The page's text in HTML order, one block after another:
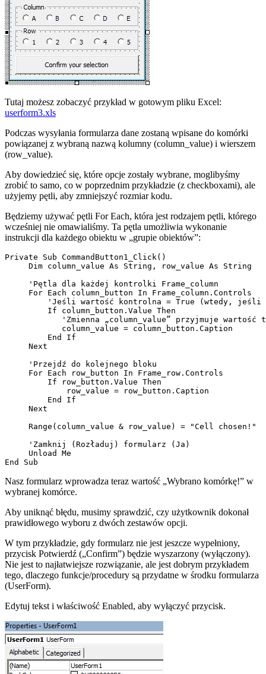
Tutaj możesz zobaczyć przykład w gotowym pliku Excel:
userform3.xls
Podczas wysyłania formularza dane zostaną wpisane do komórki
powiązanej z wybraną nazwą kolumny (column_value) i wierszem
(row_value).
Aby dowiedzieć się, które opcje zostały wybrane, moglibyśmy
zrobić to samo, co w poprzednim przykładzie (z checkboxami), ale
użyjemy pętli, aby zmniejszyć rozmiar kodu.
Będziemy używać pętli For Each, która jest rodzajem pętli, którego
wcześniej nie omawialiśmy. Ta pętla umożliwia wykonanie
instrukcji dla każdego obiektu w „grupie obiektów”:
Private Sub CommandButton1_Click()
     Dim column_value As String, row_value As String
     'Pętla dla każdej kontrolki Frame_column
     For Each column_button In Frame_column.Controls
'Jeśli wartość kontrolna = True (wtedy, jeśli
         If column_button.Value Then
'Zmienna „column_value” przyjmuje wartość
            column_value = column_button.Caption
         End If
     Next
     'Przejdź do kolejnego bloku
     For Each row_button In Frame_row.Controls
         If row_button.Value Then
             row_value = row_button.Caption
         End If
     Next
Range(column_value & row_value) = "Cell chosen!"
     'Zamknij (Rozładuj) formularz (Ja)
     Unload Me
Nasz formularz wprowadza teraz wartość „Wybrano komórkę!” w
wybranej komórce.
Aby uniknąć błędu, musimy sprawdzić, czy użytkownik dokonał
prawidłowego wyboru z dwóch zestawów opcji.
W tym przykładzie, gdy formularz nie jest jeszcze wypełniony,
przycisk Potwierdź („Confirm”) będzie wyszarzony (wyłączony).
Nie jest to najłatwiejsze rozwiązanie, ale jest dobrym przykładem
tego, dlaczego funkcje/procedury są przydatne w środku formularza
(UserForm).
Edytuj tekst i właściwość Enabled, aby wyłączyć przycisk.